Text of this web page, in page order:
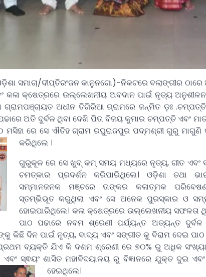
ସମାଚା/ଦୀପ୍ତିରଂଜନ କାନୁନଗୋ)-ନିକଟରେ ବଲାଙ୍ଗୀର
କ୍ଷେତ୍ରରେ ଉଲ୍ଲେଖନୀୟ ଅବଦାନ ପାଇଁ ନୃତ୍ୟ ଅନୁଶୀଳନ
ଗ୍ରାମପଞ୍ଚାୟତ ଅଧୀନ ତିଗିରିଆ ଗ୍ରାମରେ ଜନ୍ମିତ ଡ଼ଃ
ଅତି ଦୁର୍ବଳ ଥିବା ଦେଖି ପିତା ବିଜୟ କୁମାର ଚମ୍ପତ୍ତି ଏବଂ
ମସିହା ରେ ସେ ଐତିହ ଗ୍ରାମ ରଘୁରାଜପୁର ପଦ୍ମଶ୍ରୀ ଗୁରୁ
କରିଥିଲେ ।
ଗୁରୁକୂଳ ରେ ସେ ଖୁବ୍ କମ୍ ସମୟ ମଧ୍ୟରେ ନୃତ୍ୟ, ଗୀତ ଏବଂ
ଚମତ୍କାର ପ୍ରଦର୍ଶନ କରିପାରିଥିଲେ। ଓଡ଼ିଶା ତଥା
ସମ୍ମାନଜନକ ମଞ୍ଚରେ ତାଙ୍କର କଳାତ୍ମକ
ସ୍ତମ୍ଭିଭୂତ କରୁଥିଲା ଏବଂ ସେ ଅନେକ ପୁରସ୍କାର ଓ
ହୋଇପାରିଥିଲେ। କଳା କ୍ଷେତ୍ରରେ ଉଲ୍ଲେଖନୀୟ ସଫଳତା
ପାଠ ପଢାରେ ନବମ ଶ୍ରେଣୀ ପର୍ଯ୍ୟନ୍ତ ଅତ୍ୟନ୍ତ
କିଛି ଦିନ ପାଇଁ ନୃତ୍ୟ, ବାଦ୍ୟ ଏବଂ ସଙ୍ଗୀତ କୁ ବିରାମ ଦେଇ ପାଠ
ବ୍ୟକ୍ତି ଯିଏ କି ଦଶମ ଶ୍ରେଣୀ ରେ ୭୦% ରୁ ଅଧିକ
ସ୍ଵୟଂ ଶାସିତ ମହାବିଦୟାଳୟ ରୁ ବିଜ୍ଞାନରେ ଯୁକ୍ତ ଦୁଇ
ହେଇଥିଲେ।